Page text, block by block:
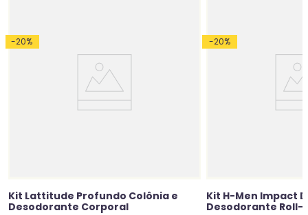
-20%
Kit Lattitude Profundo Colônia e
Desodorante Corporal
-20%
Kit H-Men Impact
Desodorante Roll-